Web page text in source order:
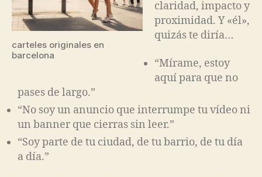
carteles originales en
barcelona
claridad, impacto y
proximidad. Y «él»,
quizás te diría…
“Mírame, estoy
aquí para que no
pases de largo.”
“No soy un anuncio que interrumpe tu vídeo ni
un banner que cierras sin leer.”
“Soy parte de tu ciudad, de tu barrio, de tu día
a día.”